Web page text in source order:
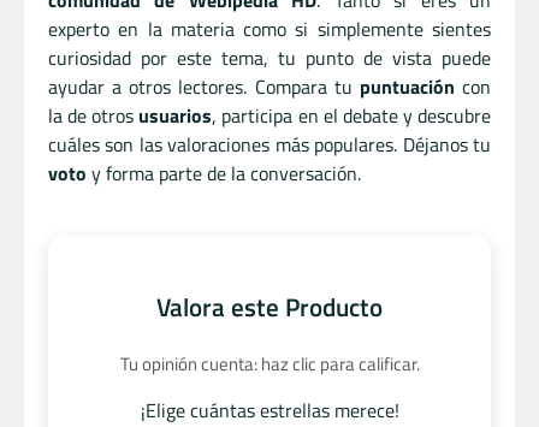
experto en la materia como si simplemente sientes
curiosidad por este tema, tu punto de vista puede
ayudar a otros lectores. Compara tu puntuación con
la de otros usuarios, participa en el debate y descubre
cuáles son las valoraciones más populares. Déjanos tu
voto y forma parte de la conversación.
Valora este Producto
Tu opinión cuenta: haz clic para calificar.
¡Elige cuántas estrellas merece!